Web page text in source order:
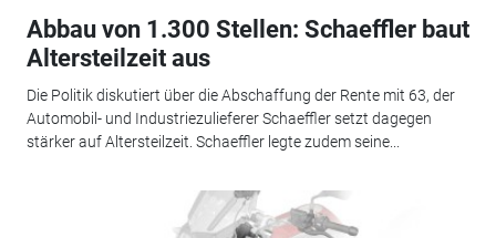
Abbau von 1.300 Stellen: Schaeffler baut
Altersteilzeit aus
Die Politik diskutiert über die Abschaffung der Rente mit 63, der
Automobil- und Industriezulieferer Schaeffler setzt dagegen
stärker auf Altersteilzeit. Schaeffler legte zudem seine...